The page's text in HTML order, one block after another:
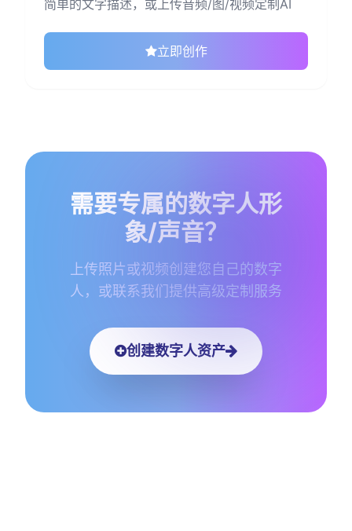
简单的文字描述，或上传音频/图/视频定制AI
立即创作
需要专属的数字人形
象/声音？
上传照片或视频创建您自己的数字
人，或联系我们提供高级定制服务
创建数字人资产